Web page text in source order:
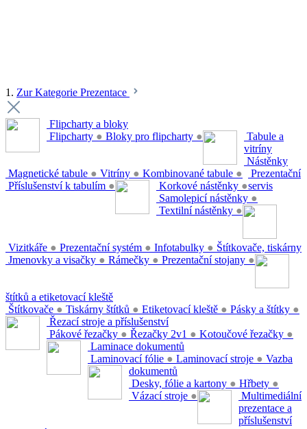
1. Zur Kategorie Prezentace
Flipcharty a bloky
Flipcharty ● Bloky pro flipcharty ●
Tabule a
vitríny
Magnetické tabule ● Vitríny ● Kombinované tabule ●
Příslušenství k tabulím ●
Nástěnky
Korkové nástěnky ●
Samolepicí nástěnky ●
Textilní nástěnky ●
Prezentační
servis
Vizitkáře ● Prezentační systém ● Infotabulky ●
Jmenovky a visačky ● Rámečky ● Prezentační stojany ●
Štítkovače, tiskárny
štítků a etiketovací kleště
Štítkovače ● Tiskárny štítků ● Etiketovací kleště ● Pásky a štítky ●
Řezací stroje a příslušenství
Pákové řezačky ● Řezačky 2v1 ● Kotoučové řezačky ●
Laminace dokumentů
Laminovací fólie ● Laminovací stroje ● Vazba
dokumentů
Desky, fólie a kartony ● Hřbety ●
Vázací stroje ●
Multimediální
prezentace a
příslušenství